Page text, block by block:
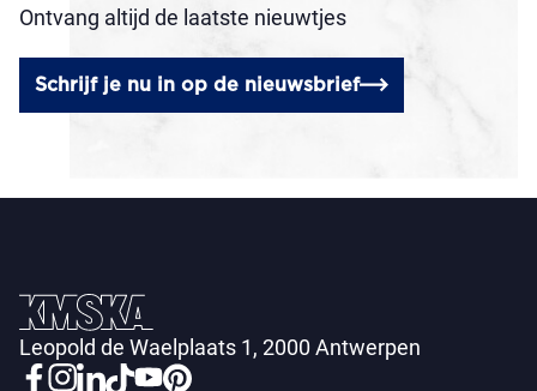
Ontvang altijd de laatste nieuwtjes
Schrijf je nu in op de nieuwsbrief
Leopold de Waelplaats 1, 2000 Antwerpen